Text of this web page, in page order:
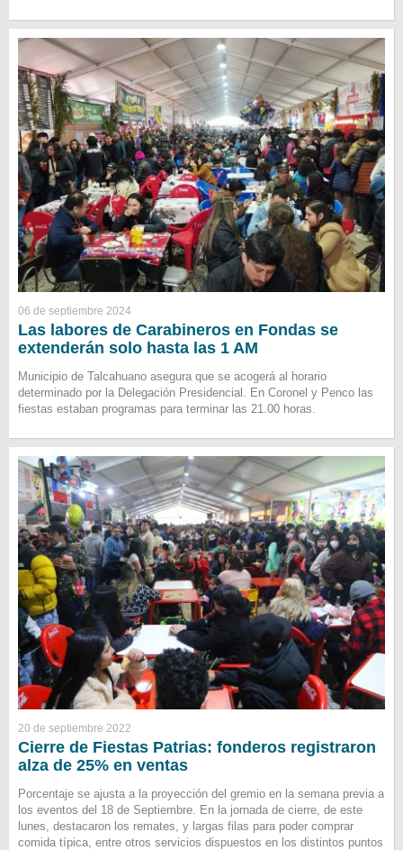
06 de septiembre 2024
Las labores de Carabineros en Fondas se
extenderán solo hasta las 1 AM
Municipio de Talcahuano asegura que se acogerá al horario
determinado por la Delegación Presidencial. En Coronel y Penco las
fiestas estaban programas para terminar las 21.00 horas.
20 de septiembre 2022
Cierre de Fiestas Patrias: fonderos registraron
alza de 25% en ventas
Porcentaje se ajusta a la proyección del gremio en la semana previa a
los eventos del 18 de Septiembre. En la jornada de cierre, de este
lunes, destacaron los remates, y largas filas para poder comprar
comida típica, entre otros servicios dispuestos en los distintos puntos